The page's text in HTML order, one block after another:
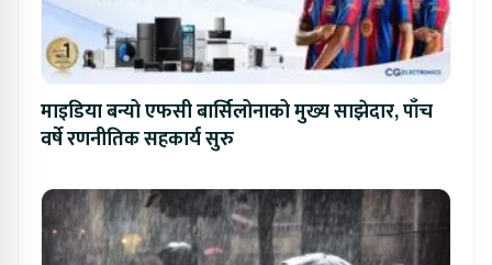
माइडिया बन्यो एफसी बार्सिलोनाको मुख्य साझेदार, पाँच
वर्षे रणनीतिक सहकार्य सुरु